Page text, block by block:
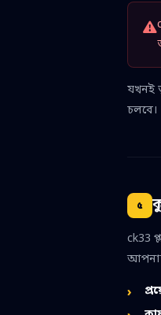
যখনই
চলবে।
৫
ck33